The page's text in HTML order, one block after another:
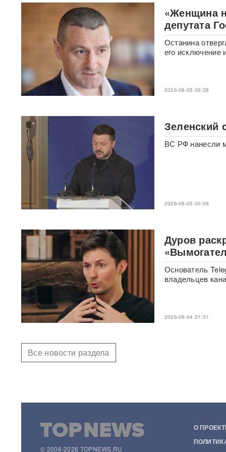
Под Екатеринбургом
взорвали Mercedes главы
«Уралдронзавода»(ФОТО,
Китай впервые показал
кадры имитации нанесения
ядерного авиаудараВИДЕО
подожгла себя на глазах у
приставов
«Горит дело всей моей
жизни»: ВС РФ ударили по
крупнейшему складу
маркетплейса Rozetka в
Броварах после атаки на
WildberriesВИДЕО
сбили более 100 БПЛА: горит
склад Wildberries в Алексине
Уехавший из России экс-зам
Набиуллиной объявлен в
розыск по делу о хищении
4,3 млрд рублей из АСВ
Массовый сбой VPN в РФ:
более 20 сервисов
Пожары и утечка аммиака:
разлив химикатов
«Женщина
депутата
Останина
его исключение
2026-08-05 09:28
Зеленский
ВС РФ нанесли
2026-08-05 00:09
Дуров
Основатель
владельцев
2026-08-04 21:31
Все новости раздела
© 2006-2026 TOPNEWS.RU
О